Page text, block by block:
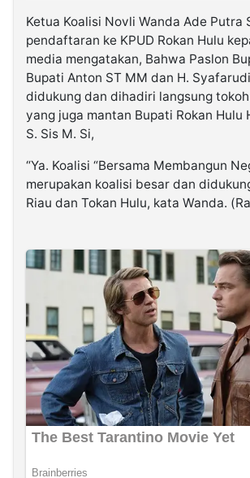
Ketua Koalisi Novli Wanda Ade Putra
pendaftaran ke KPUD Rokan Hulu
media mengatakan, Bahwa Paslon
Bupati Anton ST MM dan H.
didukung dan dihadiri langsung
yang juga mantan Bupati Rokan Hulu
S. Sis M. Si,
“Ya. Koalisi “Bersama Membangun
merupakan koalisi besar dan
Riau dan Tokan Hulu, kata Wanda.